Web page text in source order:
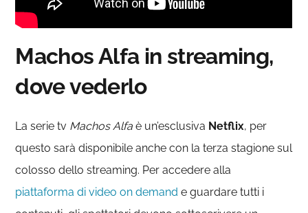
Machos Alfa in streaming,
dove vederlo
La serie tv Machos Alfa è un’esclusiva Netflix, per
questo sarà disponibile anche con la terza stagione sul
colosso dello streaming. Per accedere alla
piattaforma di video on demand e guardare tutti i